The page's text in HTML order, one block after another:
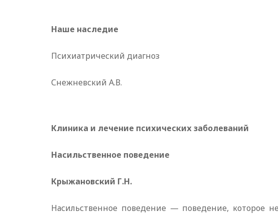
Наше наследие
Психиатрический диагноз
Снежневский А.В.
Клиника и лечение психических заболеваний
Насильственное поведение
Крыжановский Г.Н.
Насильственное поведение — поведение, которое